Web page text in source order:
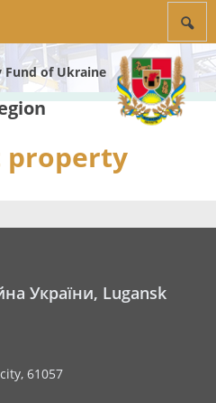
Fund of Ukraine
property
України, Lugansk
61057